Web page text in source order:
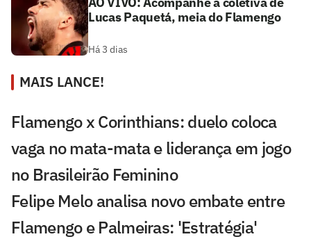
Lucas Paquetá, meia do Flamengo
Há 3 dias
MAIS LANCE!
Flamengo x Corinthians: duelo coloca
vaga no mata-mata e liderança em jogo
no Brasileirão Feminino
Felipe Melo analisa novo embate entre
Flamengo e Palmeiras: 'Estratégia'